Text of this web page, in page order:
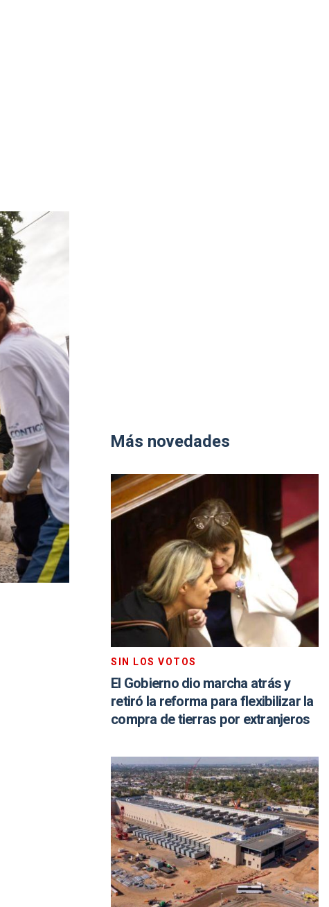
Más novedades
SIN LOS VOTOS
El Gobierno dio marcha atrás y
retiró la reforma para flexibilizar la
compra de tierras por extranjeros